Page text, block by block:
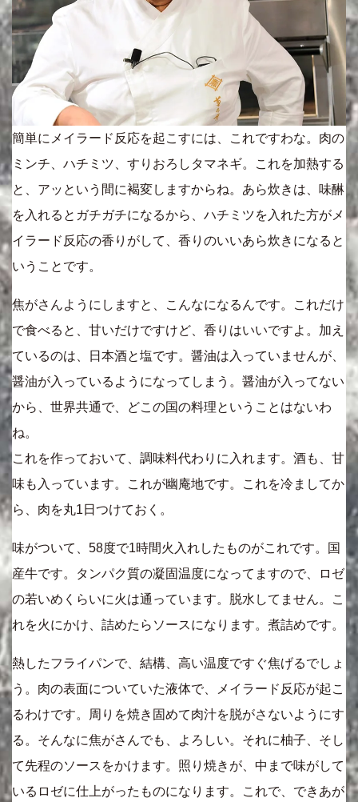
簡単にメイラード反応を起こすには、これですわな。肉の
ミンチ、ハチミツ、すりおろしタマネギ。これを加熱する
と、アッという間に褐変しますからね。あら炊きは、味醂
を入れるとガチガチになるから、ハチミツを入れた方がメ
イラード反応の香りがして、香りのいいあら炊きになると
いうことです。
焦がさんようにしますと、こんなになるんです。これだけ
で食べると、甘いだけですけど、香りはいいですよ。加え
ているのは、日本酒と塩です。醤油は入っていませんが、
醤油が入っているようになってしまう。醤油が入ってない
から、世界共通で、どこの国の料理ということはないわ
ね。
これを作っておいて、調味料代わりに入れます。酒も、甘
味も入っています。これが幽庵地です。これを冷ましてか
ら、肉を丸1日つけておく。
味がついて、58度で1時間火入れしたものがこれです。国
産牛です。タンパク質の凝固温度になってますので、ロゼ
の若いめくらいに火は通っています。脱水してません。こ
れを火にかけ、詰めたらソースになります。煮詰めです。
熱したフライパンで、結構、高い温度ですぐ焦げるでしょ
う。肉の表面についていた液体で、メイラード反応が起こ
るわけです。周りを焼き固めて肉汁を脱がさないようにす
る。そんなに焦がさんでも、よろしい。それに柚子、そし
て先程のソースをかけます。照り焼きが、中まで味がして
いるロゼに仕上がったものになります。これで、できあが